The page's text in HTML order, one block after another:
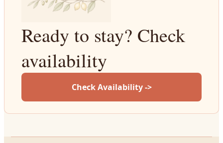
Ready to stay? Check
availability
Check Availability ->